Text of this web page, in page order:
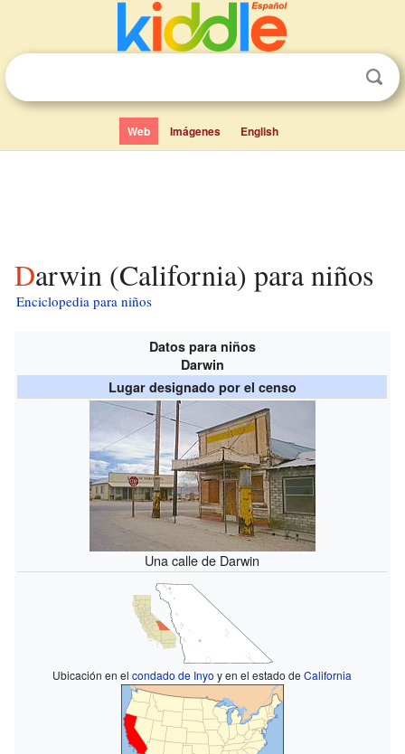
Web Imágenes English
Darwin (California) para niños
Enciclopedia para niños
Datos para niños
Darwin
Lugar designado por el censo
Una calle de Darwin
Ubicación en elcondado de Inyo y en el estado deCalifornia